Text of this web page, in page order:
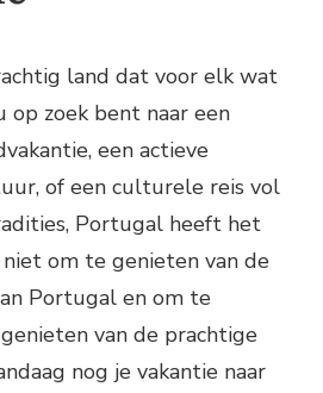
land dat voor elk wat
op zoek bent naar een
een actieve
of een culturele reis vol
Portugal heeft het
om te genieten van de
Portugal en om te
van de prachtige
nog je vakantie naar